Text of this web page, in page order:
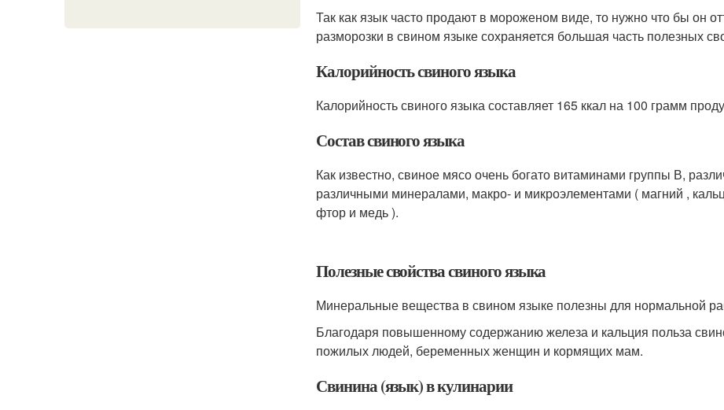
Так как язык часто продают в мороженом виде, то нужно что бы он
разморозки в свином языке сохраняется большая часть полезных
Калорийность свиного языка
Калорийность свиного языка составляет 165 ккал на 100 грамм
Состав свиного языка
Как известно, свиное мясо очень богато витаминами группы В,
различными минералами, макро- и микроэлементами ( магний ,
фтор и медь ).
Полезные свойства свиного языка
Минеральные вещества в свином языке полезны для нормальной
Благодаря повышенному содержанию железа и кальция польза
пожилых людей, беременных женщин и кормящих мам.
Свинина (язык) в кулинарии